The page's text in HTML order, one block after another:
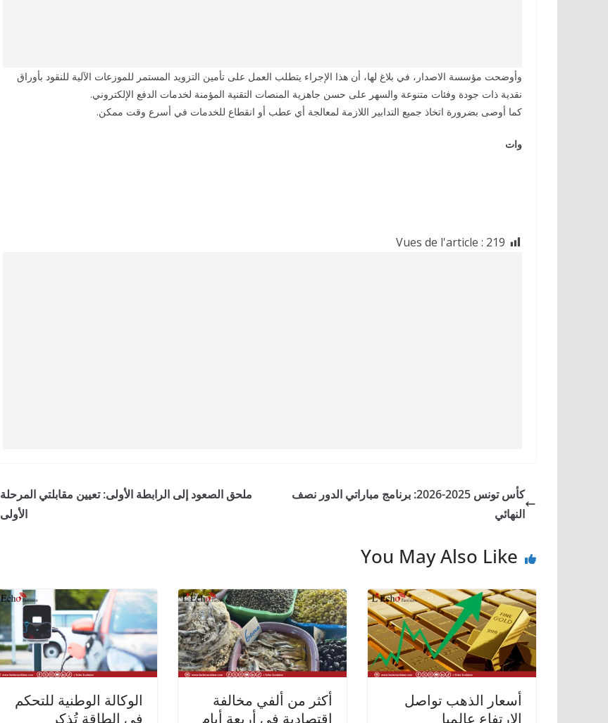
وأوضحت مؤسسة الاصدار، في بلاغ لها، أن هذا الإجراء يتطلب العمل على تأمين التزويد المستمر للموزعات الآلية للنقود بأوراق
نقدية ذات جودة وفئات متنوعة والسهر على حسن جاهزية المنصات التقنية المؤمنة لخدمات الدفع الإلكتروني.
كما أوصى بضرورة اتخاذ جميع التدابير اللازمة لمعالجة أي عطب أو انقطاع للخدمات في أسرع وقت ممكن.
وات
Vues de l'article : 219
كأس تونس 2025-2026: برنامج مباراتي الدور نصف
النهائي
ملحق الصعود إلى الرابطة الأولى: تعيين مقابلتي المرحلة
الأولى
You May Also Like
أسعار الذهب تواصل
الارتفاع عالميا
أكثر من ألفي مخالفة
اقتصادية في أربعة أيام
الوكالة الوطنية للتحكم
في الطاقة تُذكر